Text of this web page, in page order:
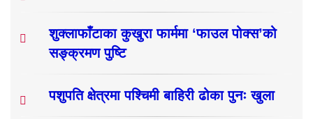
शुक्लाफाँटाका कुखुरा फार्ममा ‘फाउल पोक्स’को
सङ्क्रमण पुष्टि
पशुपति क्षेत्रमा पश्चिमी बाहिरी ढोका पुनः खुला